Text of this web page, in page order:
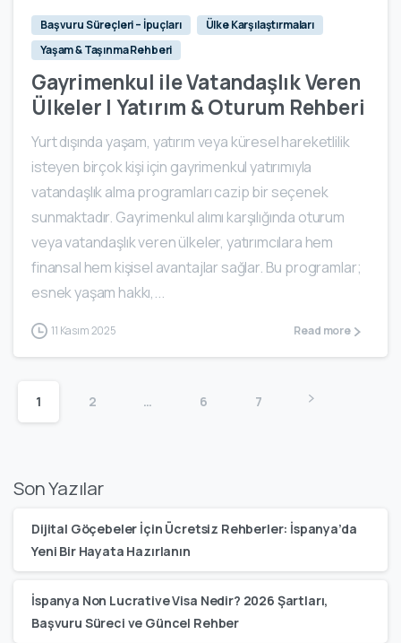
Başvuru Süreçleri – İpuçları
Ülke Karşılaştırmaları
Yaşam & Taşınma Rehberi
Gayrimenkul ile Vatandaşlık Veren
Ülkeler | Yatırım & Oturum Rehberi
Yurt dışında yaşam, yatırım veya küresel hareketlilik
isteyen birçok kişi için gayrimenkul yatırımıyla
vatandaşlık alma programları cazip bir seçenek
sunmaktadır. Gayrimenkul alımı karşılığında oturum
veya vatandaşlık veren ülkeler, yatırımcılara hem
finansal hem kişisel avantajlar sağlar. Bu programlar;
esnek yaşam hakkı,...
11 Kasım 2025 Read more
1 2 … 6 7
Son Yazılar
Dijital Göçebeler İçin Ücretsiz Rehberler: İspanya’da
Yeni Bir Hayata Hazırlanın
İspanya Non Lucrative Visa Nedir? 2026 Şartları,
Başvuru Süreci ve Güncel Rehber